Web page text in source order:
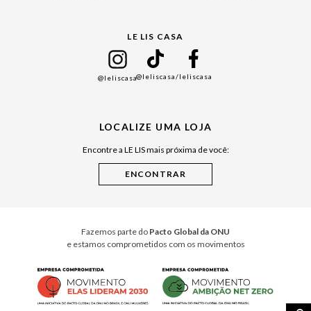
Cuidados Casa
LE LIS CASA
@leliscasa@leliscasa/leliscasa
LOCALIZE UMA LOJA
Encontre a LE LIS mais próxima de você:
Fazemos parte do Pacto Global da ONU
e estamos comprometidos com os movimentos